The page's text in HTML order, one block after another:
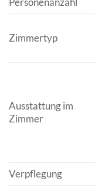
Zimmertyp
Ausstattung im
Zimmer
Verpflegung